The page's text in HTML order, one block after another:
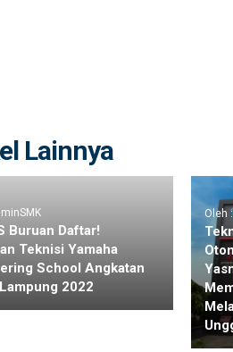
Lainnya
Buruan Daftar!
Teknisi Yamaha
School Angkatan
2022
Oleh